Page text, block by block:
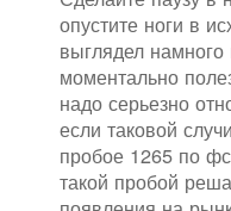
опустите ноги в
выглядел
моментально
надо серьезно
если таковой
пробое 1265 по
такой пробой